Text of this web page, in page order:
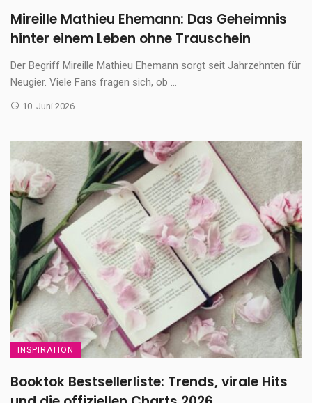
Mireille Mathieu Ehemann: Das Geheimnis
hinter einem Leben ohne Trauschein
Der Begriff Mireille Mathieu Ehemann sorgt seit Jahrzehnten für
Neugier. Viele Fans fragen sich, ob ...
10. Juni 2026
INSPIRATION
Booktok Bestsellerliste: Trends, virale Hits